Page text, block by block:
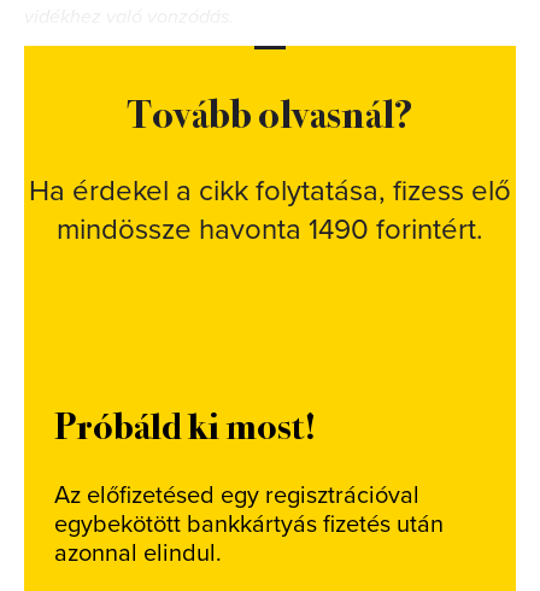
Tovább olvasnál?
Ha érdekel a cikk folytatása, fizess elő
mindössze havonta 1490 forintért.
Próbáld ki most!
Az előfizetésed egy regisztrációval
egybekötött bankkártyás fizetés után
azonnal elindul.